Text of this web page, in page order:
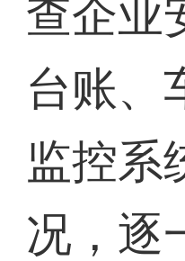
查企业
台账、
监控系
况，逐